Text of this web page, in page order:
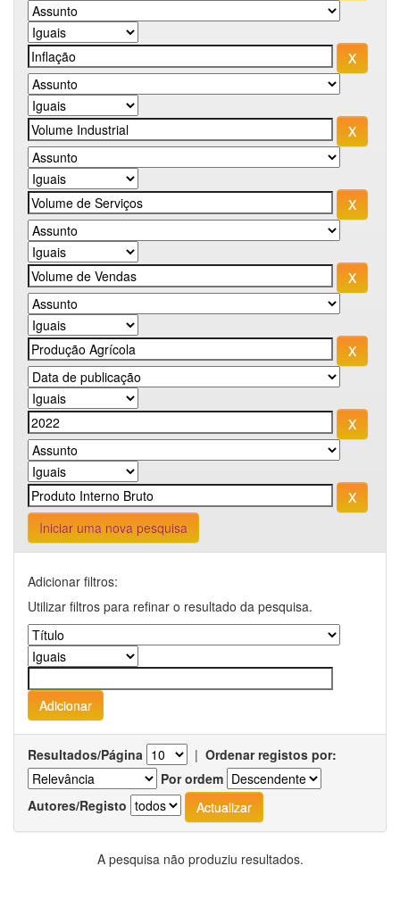
Iniciar uma nova pesquisa
Adicionar filtros:
Utilizar filtros para refinar o resultado da pesquisa.
Resultados/Página | Ordenar registos por:
Por ordem
Autores/Registo
A pesquisa não produziu resultados.